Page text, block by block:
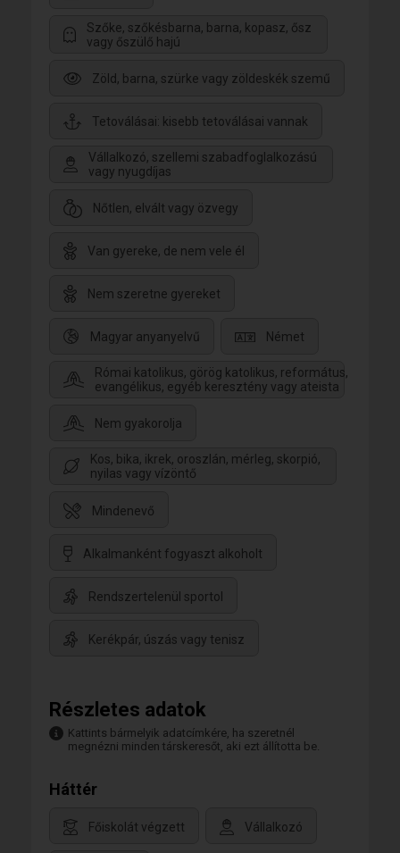
Szőke, szőkésbarna, barna, kopasz, ősz
vagy őszülő hajú
Zöld, barna, szürke vagy zöldeskék szemű
Tetoválásai: kisebb tetoválásai vannak
Vállalkozó, szellemi szabadfoglalkozású
vagy nyugdíjas
Nőtlen, elvált vagy özvegy
Van gyereke, de nem vele él
Nem szeretne gyereket
Magyar anyanyelvű Német
Római katolikus, görög katolikus, református,
evangélikus, egyéb keresztény vagy ateista
Nem gyakorolja
Kos, bika, ikrek, oroszlán, mérleg, skorpió,
nyilas vagy vízöntő
Mindenevő
Alkalmanként fogyaszt alkoholt
Rendszertelenül sportol
Kerékpár, úszás vagy tenisz
Részletes adatok
Kattints bármelyik adatcímkére, ha szeretnél
megnézni minden társkeresőt, aki ezt állította be.
Háttér
Főiskolát végzett Vállalkozó